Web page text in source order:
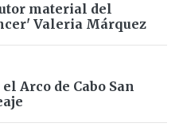
material del
Valeria Márquez
Arco de Cabo San